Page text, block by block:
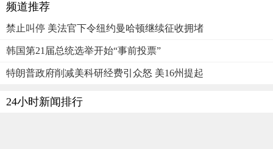
频道推荐
禁止叫停 美法官下令纽约曼哈顿继续征收拥堵
韩国第21届总统选举开始“事前投票”
特朗普政府削减美科研经费引众怒 美16州提起
24小时新闻排行